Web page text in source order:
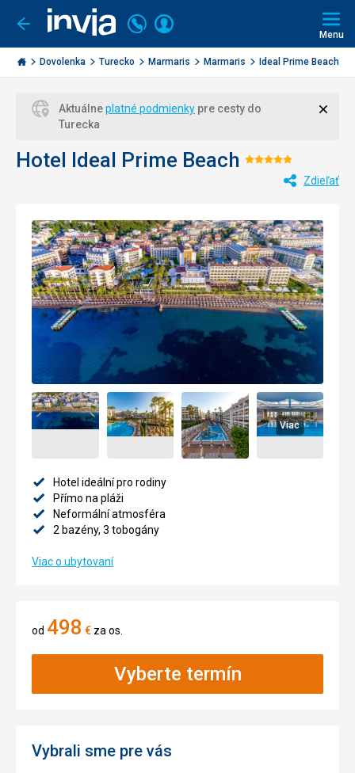
Ísť
späť
Invia.sk
Volajte
+421
2
3221
Prihlásiť
Menu
Dovolenka Turecko Marmaris Marmaris Ideal Prime Beach
Aktuálneplatné podmienky pre cesty do
Turecka
Hotel Ideal Prime Beach
Zdieľať
Viac
Hotel ideální pro rodiny
Přímo na pláži
Neformální atmosféra
2 bazény, 3 tobogány
Viac o ubytovaní
od 498 € za os.
Vyberte termín
Vybrali sme pre vás